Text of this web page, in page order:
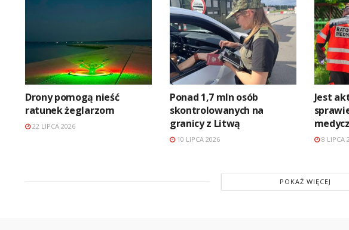
Drony pomogą nieść
ratunek żeglarzom
22 LIPCA 2026
Ponad 1,7 mln osób
skontrolowanych na
granicy z Litwą
10 LIPCA 2026
Jest
8 LIPCA
POKAŻ WIĘCEJ